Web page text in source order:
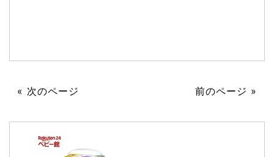
« 次のページ 前のページ »